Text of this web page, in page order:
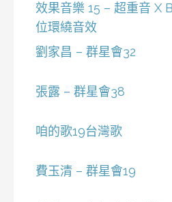
效果音樂 15 – 超重音 X
位環繞音效
劉家昌 – 群星會32
張露 – 群星會38
咱的歌19台灣歌
費玉清 – 群星會19